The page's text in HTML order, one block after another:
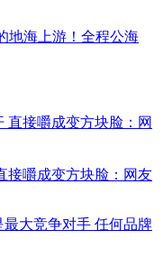
地海上游！全程公海
接嚼成变方块脸：网友